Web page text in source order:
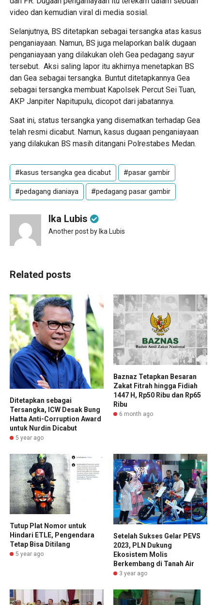
video dan kemudian viral di media sosial.
Selanjutnya, BS ditetapkan sebagai tersangka atas kasus
penganiayaan. Namun, BS juga melaporkan balik dugaan
penganiayaan yang dilakukan oleh Gea pedagang sayur
tersebut. Aksi saling lapor itu akhirnya menetapkan BS
dan Gea sebagai tersangka. Buntut ditetapkannya Gea
sebagai tersangka membuat Kapolsek Percut Sei Tuan,
AKP Janpiter Napitupulu, dicopot dari jabatannya.
Saat ini, status tersangka yang disematkan terhadap Gea
telah resmi dicabut. Namun, kasus dugaan penganiayaan
yang dilakukan BS masih ditangani Polrestabes Medan.
#kasus tersangka gea dicabut #pasar gambir
#pedagang dianiaya #pedagang pasar gambir
Ika Lubis
Another post by Ika Lubis
Related posts
Ditetapkan sebagai
Tersangka, ICW Desak Bung
Hatta Anti-Corruption Award
untuk Nurdin Dicabut
5 year ago
Baznaz Tetapkan Besaran
Zakat Fitrah hingga Fidiah
1447 H, Rp50 Ribu dan Rp65
Ribu
6 month ago
Tutup Plat Nomor untuk
Hindari ETLE, Pengendara
Tetap Bisa Ditilang
5 year ago
Setelah Sukses Gelar PEVS
2023, PLN Dukung
Ekosistem Molis
Berkembang di Tanah Air
3 year ago